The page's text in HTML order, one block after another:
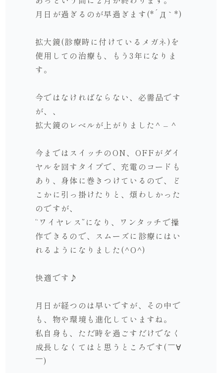
月日が過ぎるのが早過ぎます(*´Д｀*)
拡大鏡(診療時に付けているメガネ)を
使用しての治療も、もう3年になりま
す。
今ではなければならない、必需品です
が、、
拡大鏡のレベルが上がりました^ – ^
今まではスイッチのON、OFFがダイ
ヤルを回すタイプで、充電のコードも
あり、身体に巻きつけているので、ど
こかに引っ掛けたりと、煩わしかった
のですが、
“ワイヤレス”になり、ワンタッチで操
作できるので、スムーズに診療にはい
れるようになりました(^O^)
快適です♪
月日が経つのは早いですが、その中で
も、物や環境も進化していますね。
私自身も、ただ時を過ごすだけでなく
成長しなくてはと思うところです(￣∀
￣)